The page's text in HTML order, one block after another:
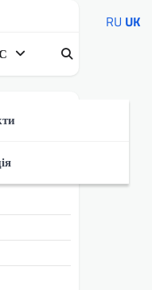
RU UK